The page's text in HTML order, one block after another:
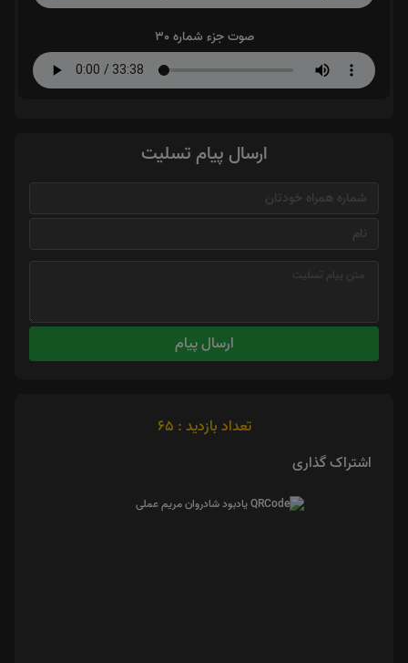
صوت جزء شماره 30
ارسال پیام تسلیت
ارسال پیام
تعداد بازدید : 65
اشتراک گذاری